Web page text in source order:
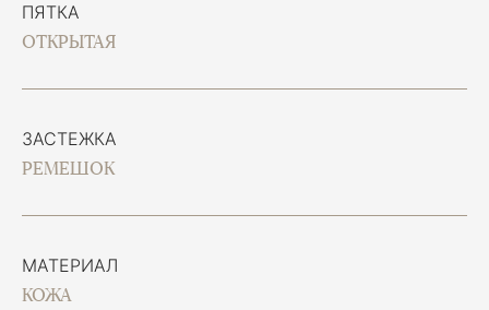
ПЯТКА
ОТКРЫТАЯ
ЗАСТЕЖКА
РЕМЕШОК
МАТЕРИАЛ
КОЖА